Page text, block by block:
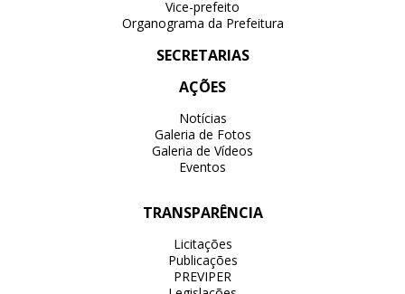
Vice-prefeito
Organograma da Prefeitura
SECRETARIAS
AÇÕES
Notícias
Galeria de Fotos
Galeria de Vídeos
Eventos
TRANSPARÊNCIA
Licitações
Publicações
PREVIPER